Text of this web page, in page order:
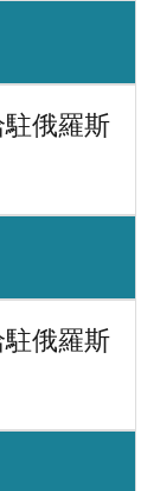
俄羅斯
俄羅斯